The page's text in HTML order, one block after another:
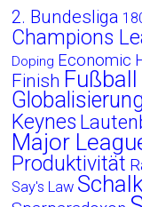
2. Bundesliga
Champions
Doping Economic
Finish Fußball
Keynes
Major
Produktivität
Say's Law